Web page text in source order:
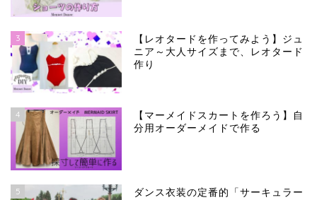
3
【レオタードを作ってみよう】ジュ
ニア～大人サイズまで、レオタード
作り
4
【マーメイドスカートを作ろう】自
分用オーダーメイドで作る
5
ダンス衣装の定番的「サーキュラー